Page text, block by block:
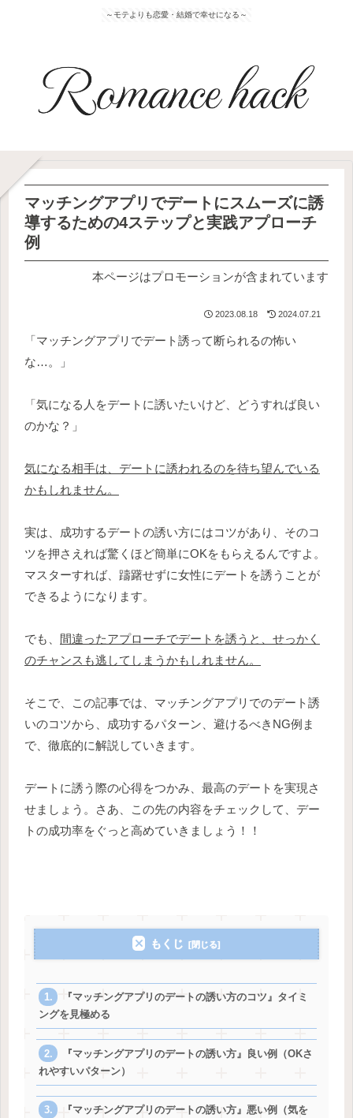
～モテよりも恋愛・結婚で幸せになる～
マッチングアプリでデートにスムーズに誘
導するための4ステップと実践アプローチ
例
本ページはプロモーションが含まれています
2023.08.18 2024.07.21
「マッチングアプリでデート誘って断られるの怖い
な…。」
「気になる人をデートに誘いたいけど、どうすれば良い
のかな？」
気になる相手は、デートに誘われるのを待ち望んでいる
かもしれません。
実は、成功するデートの誘い方にはコツがあり、そのコ
ツを押さえれば驚くほど簡単にOKをもらえるんですよ。
マスターすれば、躊躇せずに女性にデートを誘うことが
できるようになります。
でも、 間違ったアプローチでデートを誘うと、せっかく
のチャンスも逃してしまうかもしれません。
そこで、この記事では、マッチングアプリでのデート誘
いのコツから、成功するパターン、避けるべきNG例ま
で、徹底的に解説していきます。
デートに誘う際の心得をつかみ、最高のデートを実現さ
せましょう。さあ、この先の内容をチェックして、デー
トの成功率をぐっと高めていきましょう！！
もくじ
『マッチングアプリのデートの誘い方のコツ』タイミ
ングを見極める
『マッチングアプリのデートの誘い方』良い例（OKさ
れやすいパターン）
『マッチングアプリのデートの誘い方』悪い例（気を